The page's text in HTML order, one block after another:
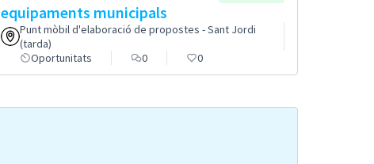
equipaments municipals
Punt mòbil d'elaboració de propostes - Sant Jordi
(tarda)
Oportunitats
0 0